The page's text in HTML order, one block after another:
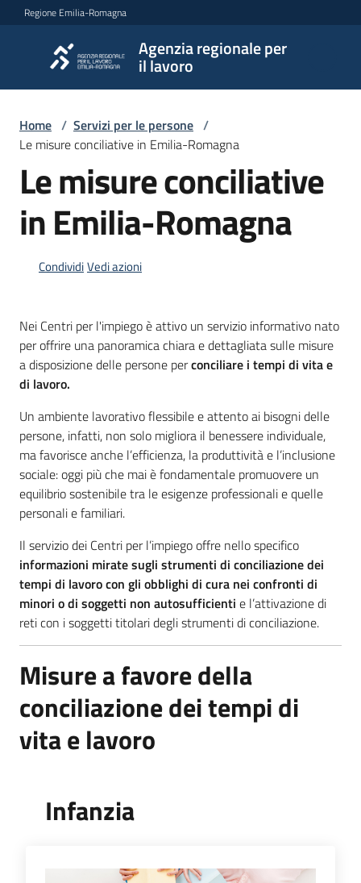
Vai al contenuto
Vai alla navigazione
Vai al footer
Regione Emilia-Romagna
Agenzia regionale per
il lavoro
Agenzia
regionale
per il
lavoro
L'Agenzia
I
per
l'impiego
Lavoro
per
te
Seguici
su
Home / Servizi per le persone /
Le misure conciliative in Emilia-Romagna
Le misure conciliative
in Emilia-Romagna
CondividiVedi azioni
Nei Centri per l'impiego è attivo un servizio informativo nato
per offrire una panoramica chiara e dettagliata sulle misure
a disposizione delle persone perconciliare i tempi di vita e
di lavoro.
Un ambiente lavorativo flessibile e attento ai bisogni delle
persone, infatti, non solo migliora il benessere individuale,
ma favorisce anche l’efficienza, la produttività e l’inclusione
sociale: oggi più che mai è fondamentale promuovere un
equilibrio sostenibile tra le esigenze professionali e quelle
personali e familiari.
Il servizio dei Centri per l’impiego offre nello specifico
informazioni mirate sugli strumenti di conciliazione dei
tempi di lavoro con gli obblighi di cura nei confronti di
minori o di soggetti non autosufficienti e l’attivazione di
reti con i soggetti titolari degli strumenti di conciliazione.
Misure a favore della
conciliazione dei tempi di
vita e lavoro
Infanzia